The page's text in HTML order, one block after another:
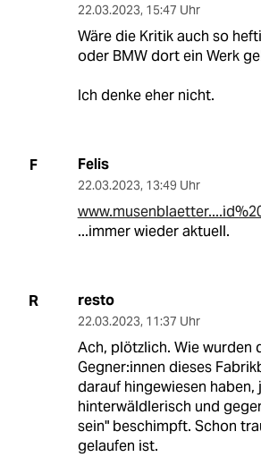
22.03.2023, 15:47 Uhr
Wäre die Kritik auch so
oder BMW dort ein Werk
Ich denke eher nicht.
F Felis
22.03.2023, 13:49 Uhr
...immer wieder aktuell.
R resto
22.03.2023, 11:37 Uhr
Ach, plötzlich. Wie wurden
Gegner:innen dieses
darauf hingewiesen haben,
hinterwäldlerisch und
sein" beschimpft. Schon
gelaufen ist.